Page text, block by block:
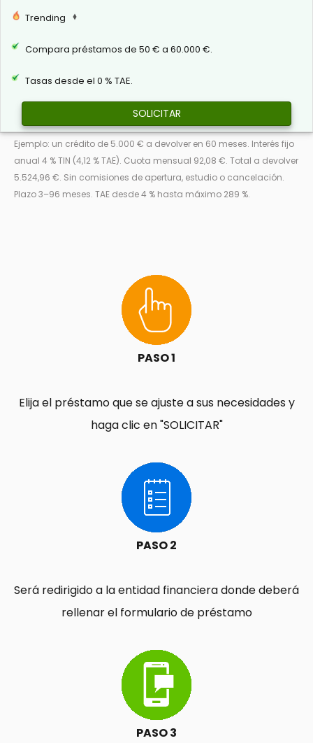
Trending
Compara préstamos de 50 € a 60.000 €.
Tasas desde el 0 % TAE.
SOLICITAR
Ejemplo: un crédito de 5.000 € a devolver en 60 meses. Interés fijo
anual 4 % TIN (4,12 % TAE). Cuota mensual 92,08 €. Total a devolver
5.524,96 €. Sin comisiones de apertura, estudio o cancelación.
Plazo 3–96 meses. TAE desde 4 % hasta máximo 289 %.
PASO 1
Elija el préstamo que se ajuste a sus necesidades y
haga clic en "SOLICITAR"
PASO 2
Será redirigido a la entidad financiera donde deberá
rellenar el formulario de préstamo
PASO 3